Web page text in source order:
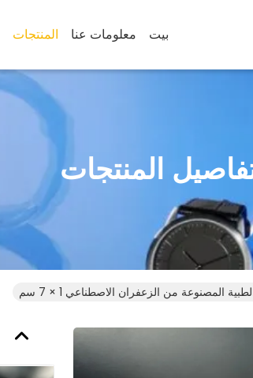
بيت معلومات عنا المنتجات
المنتجات
المصنوعة من الزعفران الاصطناعي 1 × 7 سم